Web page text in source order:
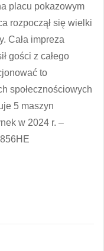
placu pokazowym
rozpoczął się wielki
Cała impreza
gości z całego
to
społecznościowych
5 maszyn
w 2024 r. –